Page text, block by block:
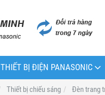
THIẾT BỊ ĐIỆN PANASONIC
Thiết bị chiếu sáng Đèn trang